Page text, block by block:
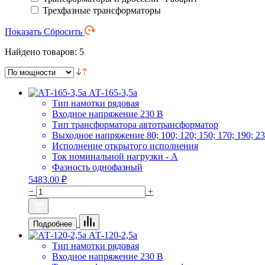
Трехфазные трансформаторы
Показать Сбросить
Найдено товаров: 5
АТ-165-3,5а
Тип намотки рядовая
Входное напряжение 230 В
Тип трансформатора автотрансформатор
Выходное напряжение 80; 100; 120; 150; 170; 190;
Исполнение открытого исполнения
Ток номинальной нагрузки - А
Фазность однофазный
5483.00 ₽
−
+
Подробнее
АТ-120-2,5а
Тип намотки рядовая
Входное напряжение 230 В